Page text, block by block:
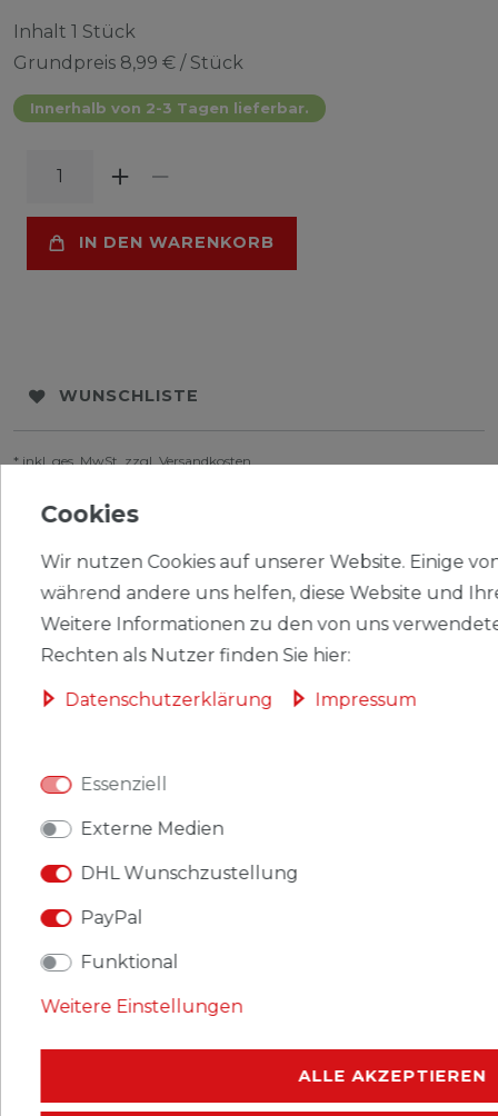
Inhalt 1 Stück
Grundpreis 8,99 € / Stück
Innerhalb von 2-3 Tagen lieferbar.
IN DEN WARENKORB
WUNSCHLISTE
* inkl. ges. MwSt. zzgl. Versandkosten
WEITERE DETAILS
HERSTELLER
Qualitätspinzette aus leicht federndem
Telefonkarten. Länge: 11,8 cm. Verpackungs-Maße: 10
x 118 x 10 mm.
Cookies
Wir nutzen Cookies auf unserer Website. Einige
während andere uns helfen, diese Website und
Weitere Informationen zu den von uns
Rechten als Nutzer finden Sie hier:
Daten­schutz­erklärung Impressum
Essenziell
Externe Medien
DHL Wunschzustellung
PayPal
Funktional
Weitere Einstellungen
ALLE AKZEPTIEREN